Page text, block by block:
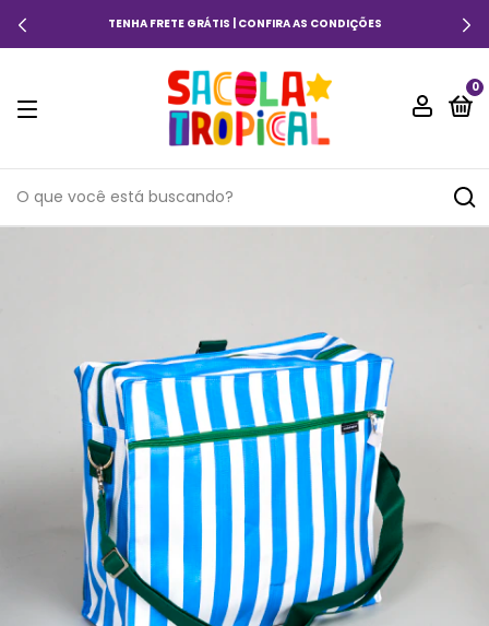
10% OFF COM O CUPOM: PRIMEIRACOMPRA
0